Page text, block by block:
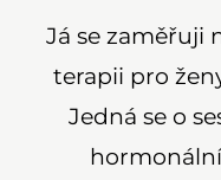
Já se zaměřuji
terapii pro
Jedná se o